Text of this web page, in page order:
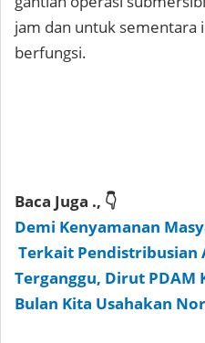
jam dan untuk sementara
berfungsi.
Baca Juga ., 👇
Demi Kenyamanan
Terkait Pendistribusian
Terganggu, Dirut PDAM
Bulan Kita Usahakan